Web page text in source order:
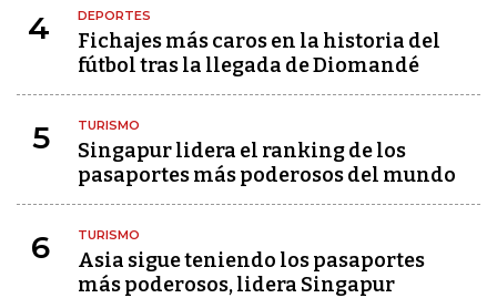
4 DEPORTES
Fichajes más caros en la historia del
fútbol tras la llegada de Diomandé
5 TURISMO
Singapur lidera el ranking de los
pasaportes más poderosos del mundo
6 TURISMO
Asia sigue teniendo los pasaportes
más poderosos, lidera Singapur